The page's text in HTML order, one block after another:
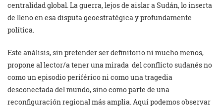
centralidad global. La guerra, lejos de aislar a Sudán, lo inserta
de lleno en esa disputa geoestratégica y profundamente
política.
Este análisis, sin pretender ser definitorio ni mucho menos,
propone al lector/a tener una mirada del conflicto sudanés no
como un episodio periférico ni como una tragedia
desconectada del mundo, sino como parte de una
reconfiguración regional más amplia. Aquí podemos observar